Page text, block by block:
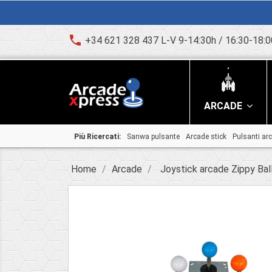
phone +34 621 328 437 L-V 9-14:30h / 16:30-
ARCADE
Più Ricercati: Sanwa pulsante Arcade stick Pulsanti
Home Arcade Joystick arcade Zippy